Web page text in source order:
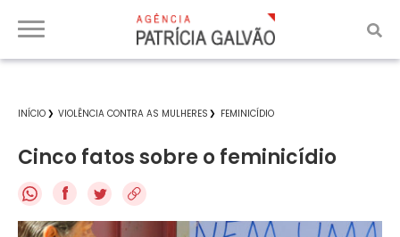
INÍCIO VIOLÊNCIA CONTRA AS MULHERES FEMINICÍDIO
Cinco fatos sobre o feminicídio
f